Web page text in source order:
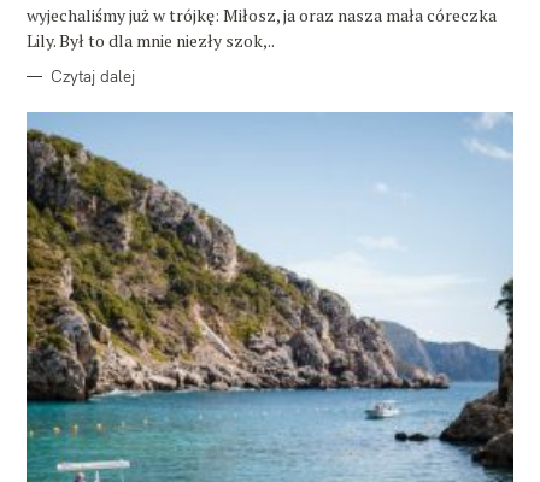
wyjechaliśmy już w trójkę: Miłosz, ja oraz nasza mała córeczka
Lily. Był to dla mnie niezły szok,..
Czytaj dalej